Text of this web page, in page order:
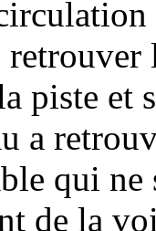
piste et
a
qui
de la